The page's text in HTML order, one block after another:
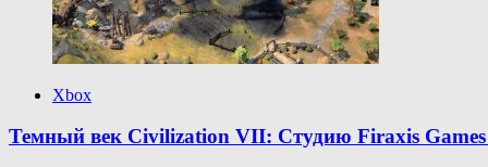
Xbox
Темный век Civilization VII: Студию Firaxis